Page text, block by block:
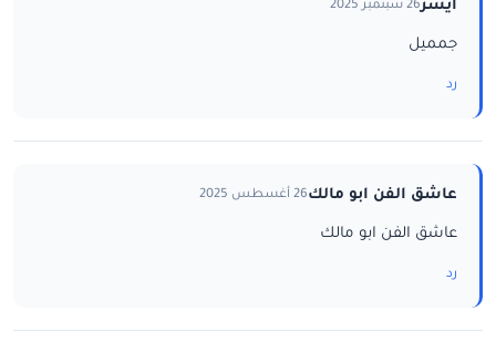
ايسر26 سبتمبر 2025
جمميل
رد
عاشق الفن ابو مالك26 أغسطس 2025
عاشق الفن ابو مالك
رد